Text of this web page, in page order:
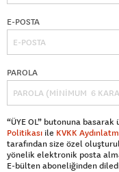
E-POSTA
PAROLA
“ÜYE OL” butonuna
Politikası ile KVKK
tarafından size özel
yönelik elektronik posta
E-bülten aboneliğinden